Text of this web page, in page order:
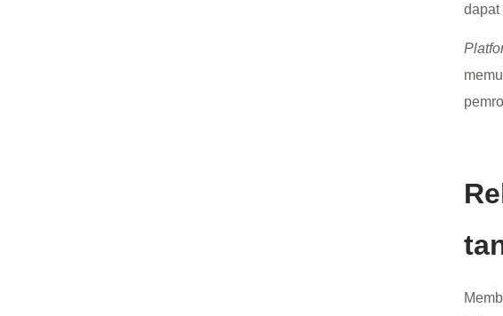
dapat